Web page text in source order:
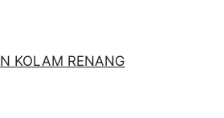
KOLAM RENANG